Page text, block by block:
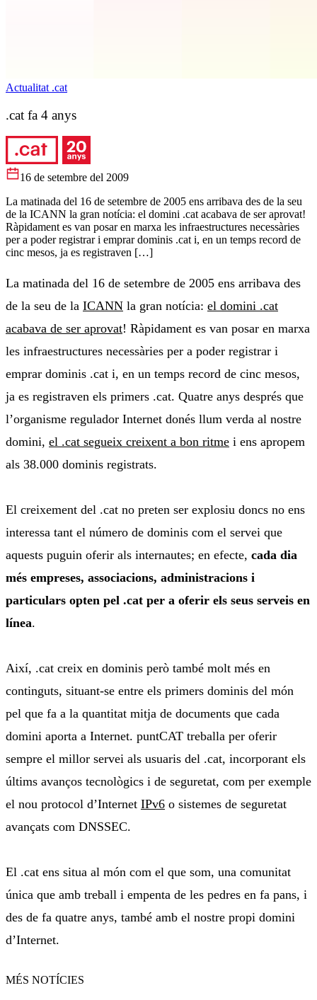
Actualitat .cat
.cat fa 4 anys
16 de setembre del 2009
La matinada del 16 de setembre de 2005 ens arribava des de la seu
de la ICANN la gran notícia: el domini .cat acabava de ser aprovat!
Ràpidament es van posar en marxa les infraestructures necessàries
per a poder registrar i emprar dominis .cat i, en un temps record de
cinc mesos, ja es registraven […]
La matinada del 16 de setembre de 2005 ens arribava des
de la seu de la ICANN la gran notícia: el domini .cat
acabava de ser aprovat! Ràpidament es van posar en marxa
les infraestructures necessàries per a poder registrar i
emprar dominis .cat i, en un temps record de cinc mesos,
ja es registraven els primers .cat. Quatre anys després que
l’organisme regulador Internet donés llum verda al nostre
domini, el .cat segueix creixent a bon ritme i ens apropem
als 38.000 dominis registrats.
El creixement del .cat no preten ser explosiu doncs no ens
interessa tant el número de dominis com el servei que
aquests puguin oferir als internautes; en efecte, cada dia
més empreses, associacions, administracions i
particulars opten pel .cat per a oferir els seus serveis en
línea.
Així, .cat creix en dominis però també molt més en
continguts, situant-se entre els primers dominis del món
pel que fa a la quantitat mitja de documents que cada
domini aporta a Internet. puntCAT treballa per oferir
sempre el millor servei als usuaris del .cat, incorporant els
últims avanços tecnològics i de seguretat, com per exemple
el nou protocol d’Internet IPv6 o sistemes de seguretat
avançats com DNSSEC.
El .cat ens situa al món com el que som, una comunitat
única que amb treball i empenta de les pedres en fa pans, i
des de fa quatre anys, també amb el nostre propi domini
d’Internet.
MÉS NOTÍCIES